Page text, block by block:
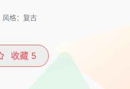
风格：复古
收藏 5